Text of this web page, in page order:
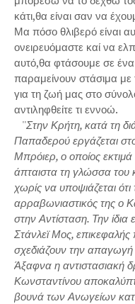
κάτι,θα είναι σαν να
Μα πόσο θλιβερό είναι
ονειρευόμαστε καί να
αυτό,θα φτάσουμε σε
παραμείνουν στάσιμα
για τη ζωή μας στο
αντιληφθείτε τι εννοώ.
''Στην Κρήτη, κατά τη
Παπαδερού εργάζεται
Μπρόιερ, ο οποίος εκτιμά
άπταιστα τη γλώσσα του
χωρίς να υποψιάζεται ότι
αρραβωνιαστικός της ο
στην Αντίσταση. Την
Στάνλεϊ Μος,
σχεδιάζουν την
Άξαφνα η αντιστασιακή
Κωνσταντίνου
βουνά των Ανωγείων